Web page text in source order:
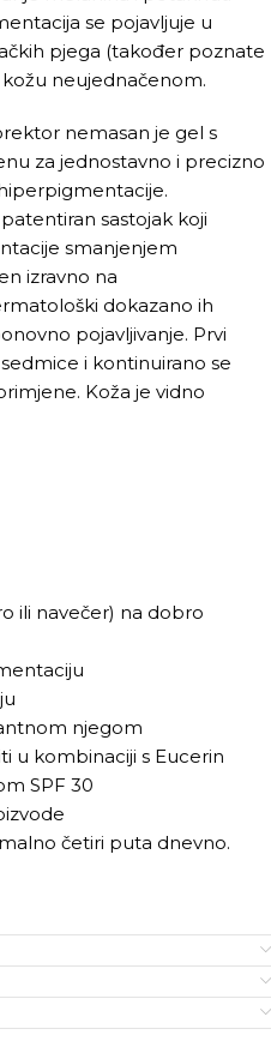
se pojavljuje u
pjega (također poznate
neujednačenom.
nemasan je gel s
za jednostavno i precizno
sastojak koji
smanjenjem
izravno na
dokazano ih
pojavljivanje. Prvi
i kontinuirano se
Koža je vidno
ili navečer) na dobro
njegom
u kombinaciji s Eucerin
SPF 30
četiri puta dnevno.